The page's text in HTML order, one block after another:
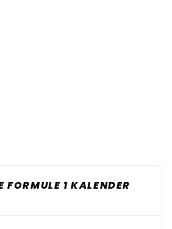
FORMULE 1 KALENDER